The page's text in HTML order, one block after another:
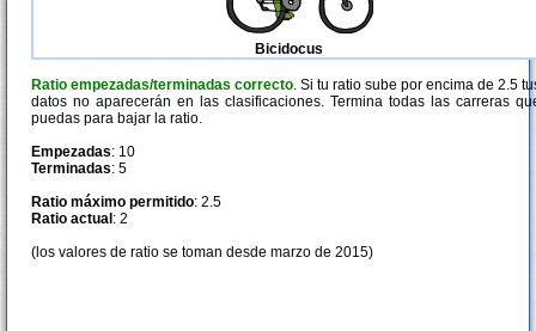
Bicidocus
Ratio empezadas/terminadas correcto. Si tu ratio sube por encima de 2.5
datos no aparecerán en las clasificaciones. Termina todas las carreras
puedas para bajar la ratio.
Empezadas: 10
Terminadas: 5
Ratio máximo permitido: 2.5
Ratio actual : 2
(los valores de ratio se toman desde marzo de 2015)